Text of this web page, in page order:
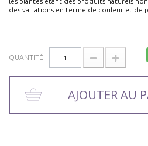
des variations en terme de couleur et de
QUANTITÉ
AJOUTER AU